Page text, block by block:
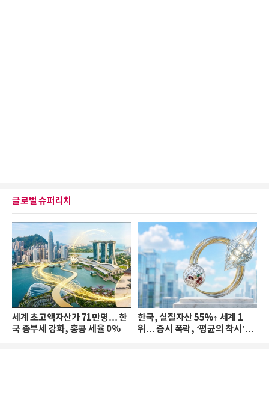
글로벌 슈퍼리치
세계 초고액자산가 71만명… 한
국 종부세 강화, 홍콩 세율 0%
한국, 실질자산 55%↑ 세계 1
위… 증시 폭락, ‘평균의 착시’와